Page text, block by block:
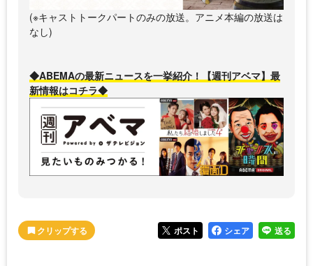
(※キャストトークパートのみの放送。アニメ本編の放送は
なし)
◆ABEMAの最新ニュースを一挙紹介！【週刊アベマ】最
新情報はコチラ◆
ポスト シェア 送る